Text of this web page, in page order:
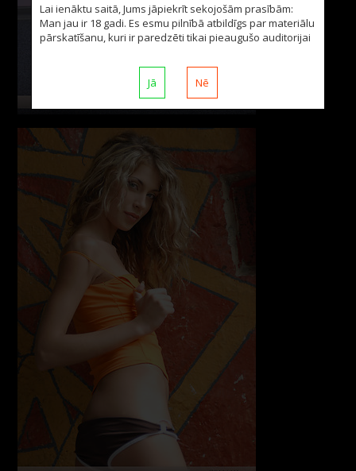
Lai ienāktu saitā, Jums jāpiekrīt sekojošām prasībām:
Man jau ir 18 gadi. Es esmu pilnībā atbildīgs par materiālu
pārskatīšanu, kuri ir paredzēti tikai pieaugušo auditorijai
Jā
Nē